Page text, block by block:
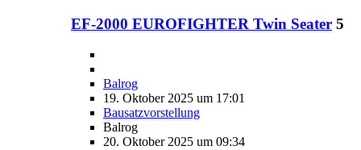
EF-2000 EUROFIGHTER Twin Seater 5
Balrog
19. Oktober 2025 um 17:01
Bausatzvorstellung
Balrog
20. Oktober 2025 um 09:34